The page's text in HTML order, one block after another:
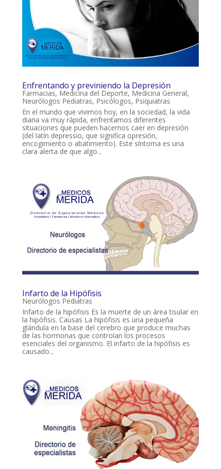
Enfrentando y previniendo la Depresión
Farmacias, Medicina del Deporte, Medicina General,
Neurólogos Pediatras, Psicólogos, Psiquiatras
En el mundo que vivimos hoy, en la sociedad, la vida
diaria va muy rápida, enfrentamos diferentes
situaciones que pueden hacernos caer en depresión
(del latín depressio, que significa opresión,
encogimiento o abatimiento). Este síntoma es una
clara alerta de que algo...
Infarto de la Hipófisis
Neurólogos Pediatras
Infarto de la hipófisis Es la muerte de un área tisular en
la hipófisis. Causas La hipófisis es una pequeña
glándula en la base del cerebro que produce muchas
de las hormonas que controlan los procesos
esenciales del organismo. El infarto de la hipófisis es
causado...